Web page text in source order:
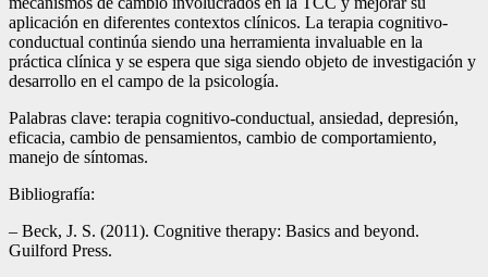
aplicación en diferentes contextos clínicos. La terapia cognitivo-
conductual continúa siendo una herramienta invaluable en la
práctica clínica y se espera que siga siendo objeto de investigación y
desarrollo en el campo de la psicología.
Palabras clave: terapia cognitivo-conductual, ansiedad, depresión,
eficacia, cambio de pensamientos, cambio de comportamiento,
manejo de síntomas.
Bibliografía:
– Beck, J. S. (2011). Cognitive therapy: Basics and beyond.
Guilford Press.